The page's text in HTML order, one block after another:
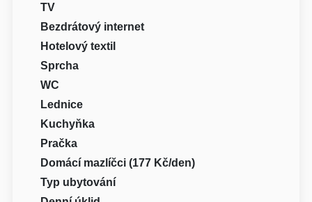
TV
Bezdrátový internet
Hotelový textil
Sprcha
WC
Lednice
Kuchyňka
Pračka
Domácí mazlíčci (177 Kč/den)
Typ ubytování